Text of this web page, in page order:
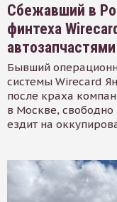
Сбежавший в
финтеха
автозапчастями
Бывший
системы Wirecard
после краха
в Москве,
ездит на